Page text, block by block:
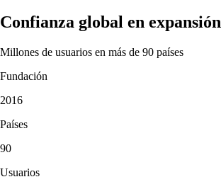
Confianza global en expansión
Millones de usuarios en más de 90 países
Fundación
2016
Países
90
Usuarios